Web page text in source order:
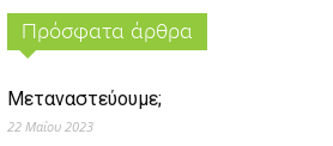
Πρόσφατα άρθρα
Μεταναστεύουμε;
22 Μαΐου 2023